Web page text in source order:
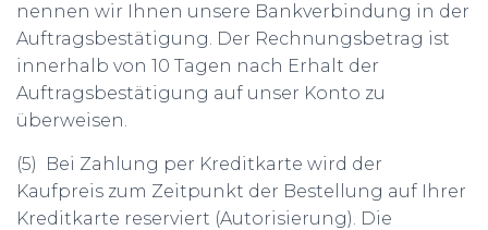
nennen wir Ihnen unsere Bankverbindung in der
Auftragsbestätigung. Der Rechnungsbetrag ist
innerhalb von 10 Tagen nach Erhalt der
Auftragsbestätigung auf unser Konto zu
überweisen.
(5) Bei Zahlung per Kreditkarte wird der
Kaufpreis zum Zeitpunkt der Bestellung auf Ihrer
Kreditkarte reserviert (Autorisierung). Die